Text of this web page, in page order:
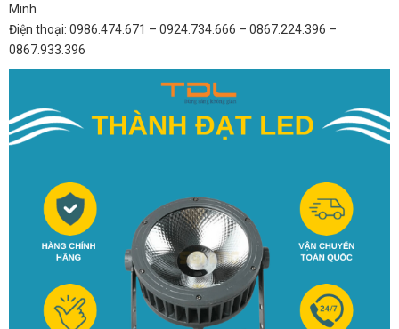
Minh
Điện thoại: 0986.474.671 – 0924.734.666 – 0867.224.396 –
0867.933.396